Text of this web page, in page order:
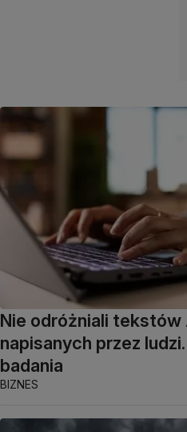
Nie odróżniali tekstów
napisanych przez
badania
BIZNES